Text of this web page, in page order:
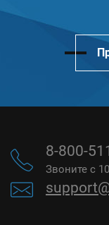
8-800-
Звоните с